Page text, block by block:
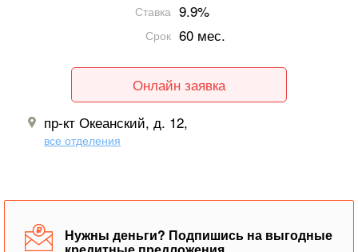
Ставка 9.9%
Срок 60 мес.
Онлайн заявка
пр-кт Океанский, д. 12,
все отделения
Нужны деньги? Подпишись на выгодные